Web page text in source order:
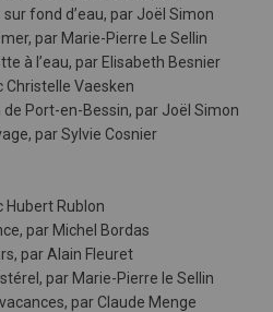
fond d’eau, par Joël Simon
par Marie-Pierre Le Sellin
à l’eau, par Elisabeth Besnier
Christelle Vaesken
de Port-en-Bessin, par Joël Simon
par Sylvie Cosnier
Hubert Rublon
par Michel Bordas
par Alain Fleuret
par Marie-Pierre le Sellin
par Claude Menge